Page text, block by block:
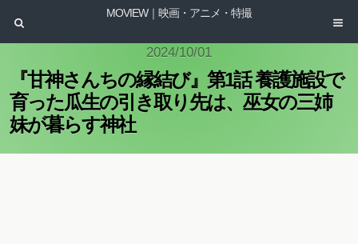
MOVIEW｜映画・アニメ・特撮
2024/10/01
『甘神さんちの縁結び』第1話 養護施設で
育った瓜生の引き取り先は、巫女の三姉
妹が暮らす神社